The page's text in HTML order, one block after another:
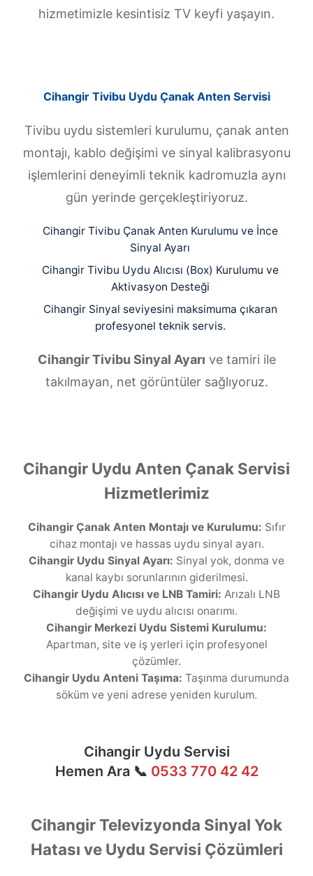
hizmetimizle kesintisiz TV keyfi yaşayın.
Cihangir Tivibu Uydu Çanak Anten Servisi
Tivibu uydu sistemleri kurulumu, çanak anten
montajı, kablo değişimi ve sinyal kalibrasyonu
işlemlerini deneyimli teknik kadromuzla aynı
gün yerinde gerçekleştiriyoruz.
Cihangir Tivibu Çanak Anten Kurulumu ve İnce
Sinyal Ayarı
Cihangir Tivibu Uydu Alıcısı (Box) Kurulumu ve
Aktivasyon Desteği
Cihangir Sinyal seviyesini maksimuma çıkaran
profesyonel teknik servis.
Cihangir Tivibu Sinyal Ayarı ve tamiri ile
takılmayan, net görüntüler sağlıyoruz.
Cihangir Uydu Anten Çanak Servisi
Hizmetlerimiz
Cihangir Çanak Anten Montajı ve Kurulumu: Sıfır
cihaz montajı ve hassas uydu sinyal ayarı.
Cihangir Uydu Sinyal Ayarı: Sinyal yok, donma ve
kanal kaybı sorunlarının giderilmesi.
Cihangir Uydu Alıcısı ve LNB Tamiri: Arızalı LNB
değişimi ve uydu alıcısı onarımı.
Cihangir Merkezi Uydu Sistemi Kurulumu:
Apartman, site ve iş yerleri için profesyonel
çözümler.
Cihangir Uydu Anteni Taşıma: Taşınma durumunda
söküm ve yeni adrese yeniden kurulum.
Cihangir Uydu Servisi
Hemen Ara 📞 0533 770 42 42
Cihangir Televizyonda Sinyal Yok
Hatası ve Uydu Servisi Çözümleri